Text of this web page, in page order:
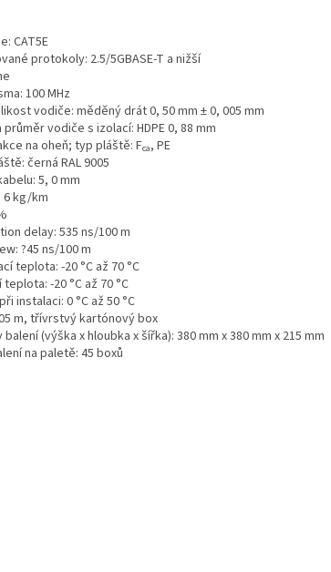
: CAT5E
protokoly: 2.5/5GBASE-T a nižší
: 100 MHz
vodiče: měděný drát 0, 50 mm ± 0, 005 mm
průměr vodiče s izolací: HDPE 0, 88 mm
na oheň; typ pláště: Fca, PE
: černá RAL 9005
: 5, 0 mm
6 kg/km
delay: 535 ns/100 m
: ?45 ns/100 m
teplota: -20 °C až 70 °C
teplota: -20 °C až 70 °C
instalaci: 0 °C až 50 °C
m, třívrstvý kartónový box
balení (výška x hloubka x šířka): 380 mm x 380 mm x 215 mm
na paletě: 45 boxů